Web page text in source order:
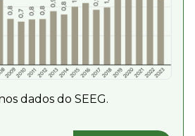
dados do SEEG.